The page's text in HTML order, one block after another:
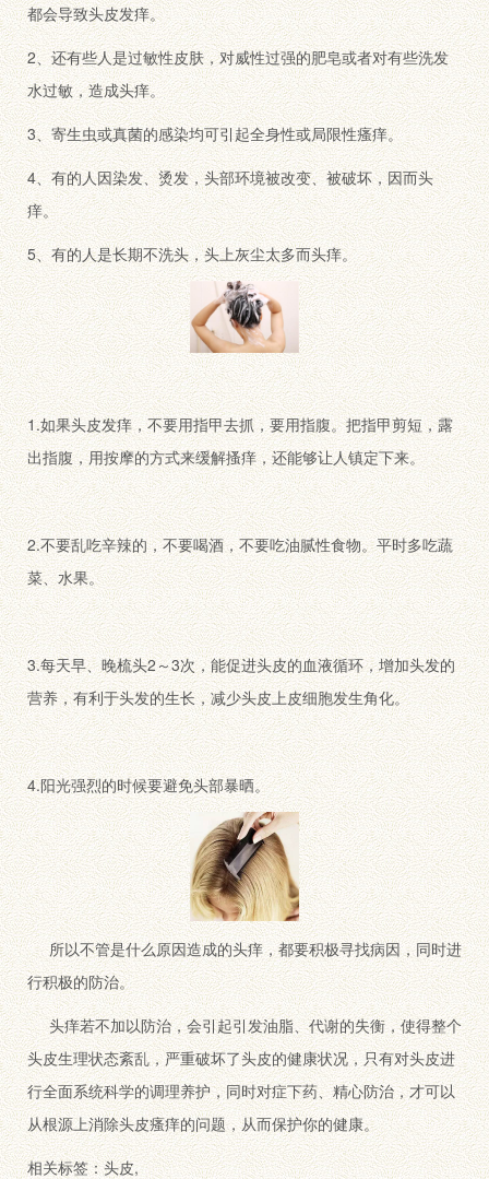
都会导致头皮发痒。
2、还有些人是过敏性皮肤，对威性过强的肥皂或者对有些洗发
水过敏，造成头痒。
3、寄生虫或真菌的感染均可引起全身性或局限性瘙痒。
4、有的人因染发、烫发，头部环境被改变、被破坏，因而头
痒。
5、有的人是长期不洗头，头上灰尘太多而头痒。
1.如果头皮发痒，不要用指甲去抓，要用指腹。把指甲剪短，露
出指腹，用按摩的方式来缓解搔痒，还能够让人镇定下来。
2.不要乱吃辛辣的，不要喝酒，不要吃油腻性食物。平时多吃蔬
菜、水果。
3.每天早、晚梳头2～3次，能促进头皮的血液循环，增加头发的
营养，有利于头发的生长，减少头皮上皮细胞发生角化。
4.阳光强烈的时候要避免头部暴晒。
所以不管是什么原因造成的头痒，都要积极寻找病因，同时进
行积极的防治。
头痒若不加以防治，会引起引发油脂、代谢的失衡，使得整个
头皮生理状态紊乱，严重破坏了头皮的健康状况，只有对头皮进
行全面系统科学的调理养护，同时对症下药、精心防治，才可以
从根源上消除头皮瘙痒的问题，从而保护你的健康。
相关标签：头皮,